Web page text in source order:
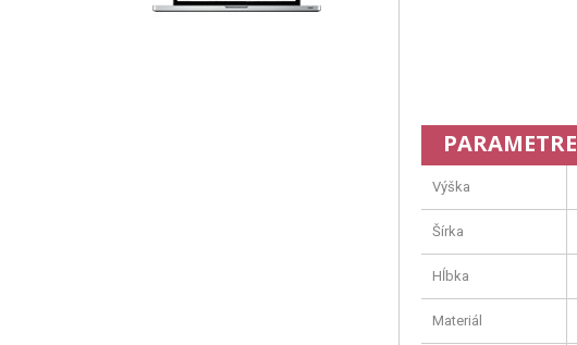
PARAMETRE
Výška
Šírka
Hĺbka
Materiál